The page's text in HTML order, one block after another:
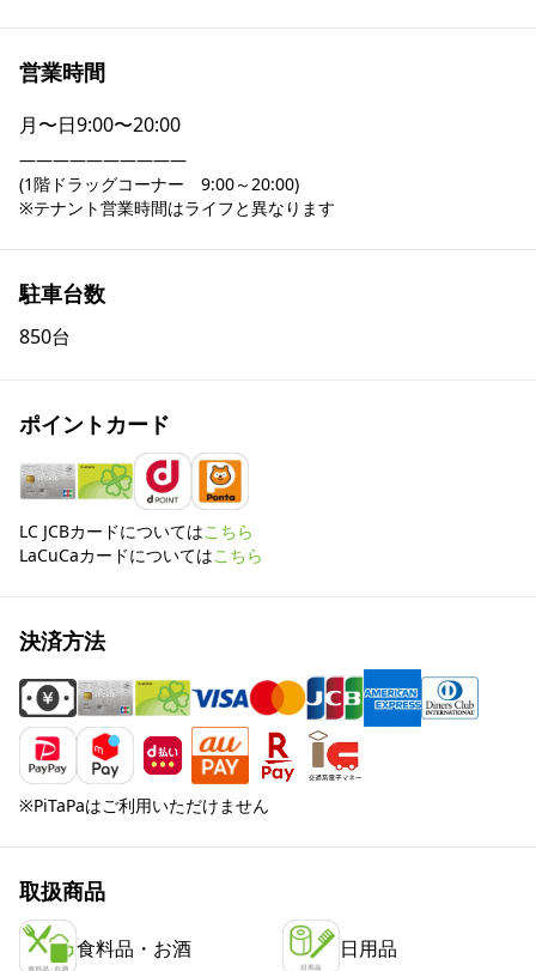
営業時間
月〜日9:00〜20:00
――――――――――
(1階ドラッグコーナー　9:00～20:00)
※テナント営業時間はライフと異なります
駐車台数
850台
ポイントカード
LC JCBカードについてはこちら
LaCuCaカードについてはこちら
決済方法
※PiTaPaはご利用いただけません
取扱商品
食料品・お酒 日用品